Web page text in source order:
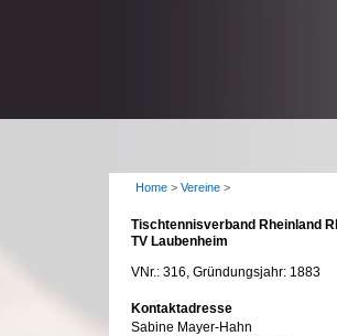
Home > Vereine >
Tischtennisverband Rheinland
TV Laubenheim
VNr.: 316, Gründungsjahr: 1883
Kontaktadresse
Sabine Mayer-Hahn